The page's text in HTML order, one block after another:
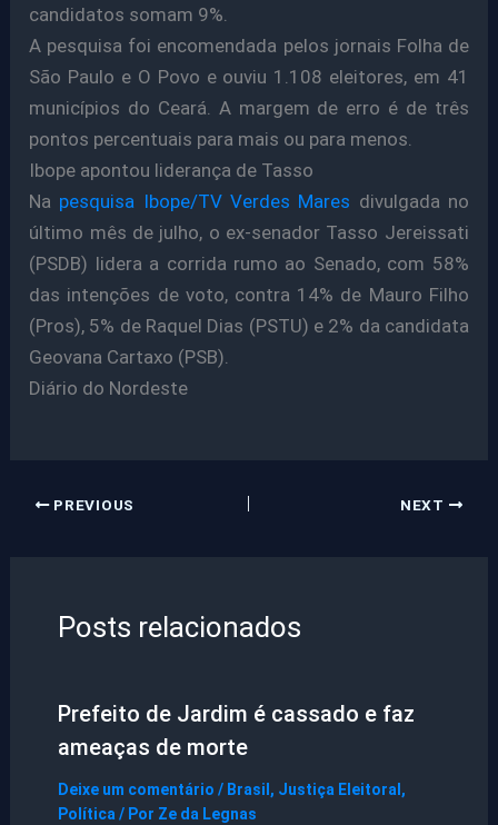
candidatos somam 9%.
A pesquisa foi encomendada pelos jornais Folha de
São Paulo e O Povo e ouviu 1.108 eleitores, em 41
municípios do Ceará. A margem de erro é de três
pontos percentuais para mais ou para menos.
Ibope apontou liderança de Tasso
Na pesquisa Ibope/TV Verdes Mares divulgada no
último mês de julho, o ex-senador Tasso Jereissati
(PSDB) lidera a corrida rumo ao Senado, com 58%
das intenções de voto, contra 14% de Mauro Filho
(Pros), 5% de Raquel Dias (PSTU) e 2% da candidata
Geovana Cartaxo (PSB).
Diário do Nordeste
PREVIOUS NEXT
Posts relacionados
Prefeito de Jardim é cassado e faz
ameaças de morte
Deixe um comentário / Brasil , Justiça Eleitoral ,
Política / Por Ze da Legnas